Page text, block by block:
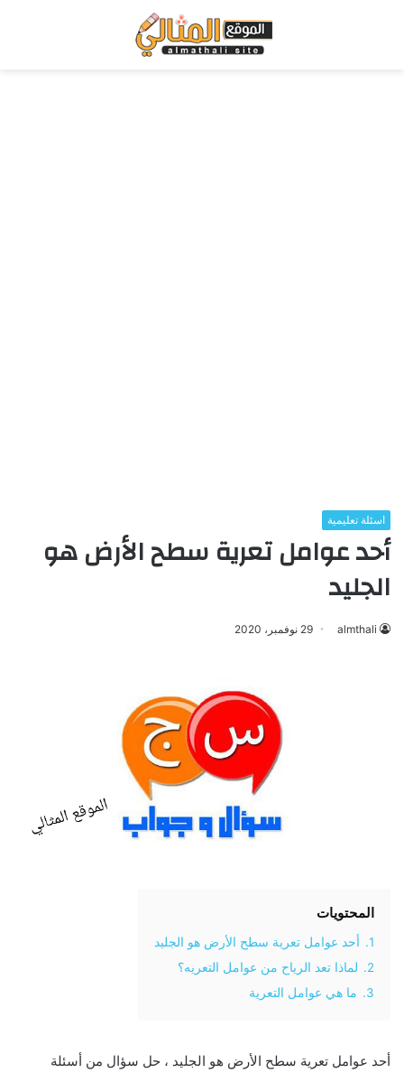
اسئلة تعليمية
أحد عوامل تعرية سطح الأرض هو
الجليد
almthali 29 نوفمبر، 2020
المحتويات
1.
أحد عوامل تعرية سطح الأرض هو الجليد
2.
لماذا تعد الرياح من عوامل التعريه؟
3.
ما هي عوامل التعرية
أحد عوامل تعرية سطح الأرض هو الجليد ، حل سؤال من أسئلة